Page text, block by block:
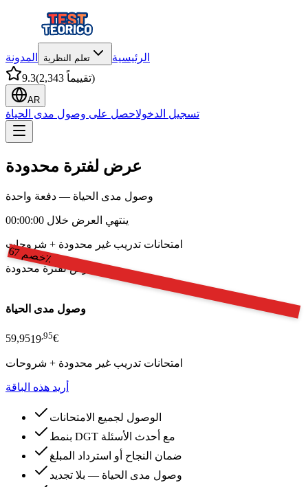
الرئيسية تعلم النظرية
المدونة
9.3( 2,343 تقييماً)
AR
تسجيل الدخولاحصل على وصول مدى الحياة
عرض لفترة محدودة
وصول مدى الحياة — دفعة واحدة
ينتهي العرض خلال 00:00:00
امتحانات تدريب غير محدودة + شروحات
عرض لفترة محدودة
خ
صم67
٪
وصول مدى الحياة
59,9519 95€
امتحانات تدريب غير محدودة + شروحات
أريد هذه الباقة
الوصول لجميع الامتحانات
بنمط DGT مع أحدث الأسئلة
ضمان النجاح أو استرداد المبلغ
وصول مدى الحياة — بلا تجديد